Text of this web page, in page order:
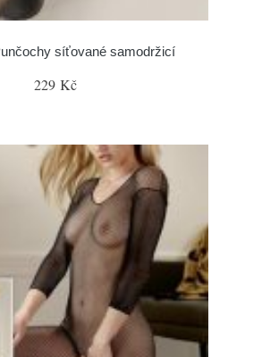
síťované samodržicí
229 Kč